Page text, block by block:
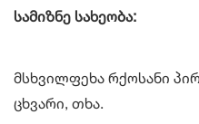
სამიზნე სახეობა:
მსხვილფეხა რქოსანი
ცხვარი, თხა.